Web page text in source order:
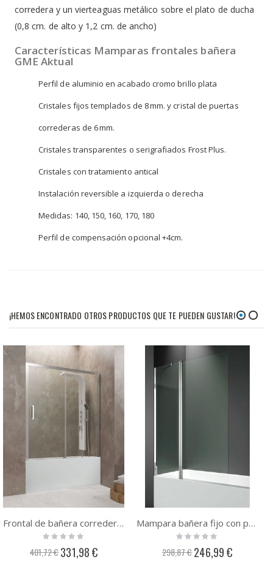
corredera y un vierteaguas metálico sobre el plato de ducha
(0,8 cm. de alto y 1,2 cm. de ancho)
Características Mamparas frontales bañera
GME Aktual
Perfil de aluminio en acabado cromo brillo plata
Cristales fijos templados de 8 mm. y cristal de puertas
correderas de 6 mm.
Cristales transparentes o serigrafiados Frost Plus.
Cristales con tratamiento antical
Instalación reversible a izquierda o derecha
Medidas: 140, 150, 160, 170, 180
Perfil de compensación opcional +4cm.
¡HEMOS ENCONTRADO OTROS PRODUCTOS QUE TE PUEDEN GUSTAR!
Frontal de bañera corredera GME Aktual
Rating:
0%
401,72 € Precio
especial
331,98 €
Mampara bañera fijo con puerta abatible GME Open 2
Rating:
0%
298,87 € Precio
especial
246,99 €